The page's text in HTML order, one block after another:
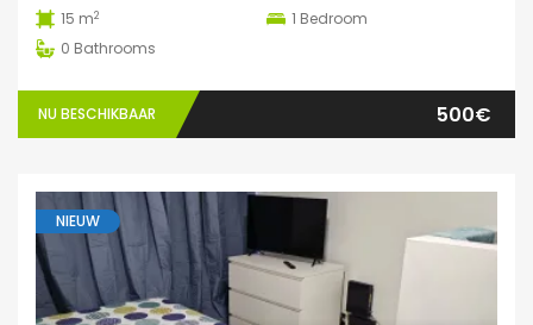
15 m2 1 Bedroom
0 Bathrooms
NU BESCHIKBAAR 500€
NIEUW